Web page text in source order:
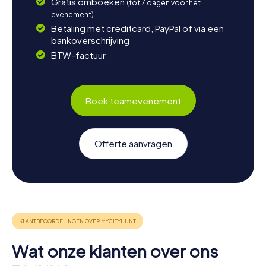
(tot 7 dagen voor het
evenement)
Betaling met creditcard, PayPal of via een
bankoverschrijving
BTW-factuur
Boek teamevenement
Offerte aanvragen
Wat onze klanten over ons